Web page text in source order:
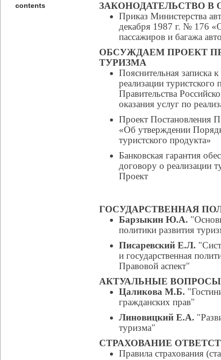
contents
ЗАКОНОДАТЕЛЬСТВО В
Приказ Министерства
декабря 1987 г. № 176
пассажиров и багажа
ОБСУЖДАЕМ ПРОЕКТ
ТУРИЗМА
Пояснительная записка
реализации туристского
Правительства
оказания услуг по
Проект Постановления
«Об утверждении
туристского продукта»
Банковская гарантия
договору о реализации
Проект
ГОСУДАРСТВЕННАЯ
Барзыкин Ю.А.
политики развития
Писаревский Е.Л.
и государственная
Правовой аспект"
АКТУАЛЬНЫЕ
Цаликова М.Б.
гражданских прав"
Линовицкий Е.А.
туризма"
СТРАХОВАНИЕ
Правила страхования